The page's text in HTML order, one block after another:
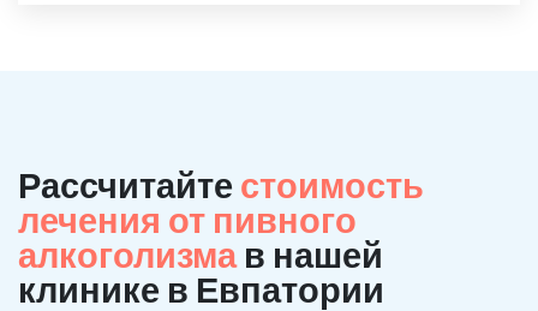
Рассчитайте стоимость
лечения от пивного
алкоголизма в нашей
клинике в Евпатории